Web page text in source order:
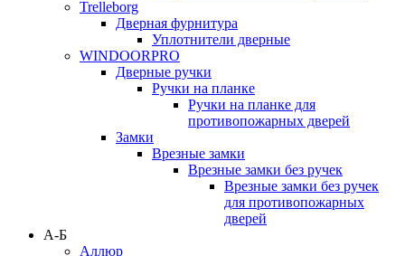
Trelleborg
Дверная фурнитура
Уплотнители дверные
WINDOORPRO
Дверные ручки
Ручки на планке
Ручки на планке для
противопожарных дверей
Замки
Врезные замки
Врезные замки без ручек
Врезные замки без ручек
для противопожарных
дверей
А-Б
Аллюр